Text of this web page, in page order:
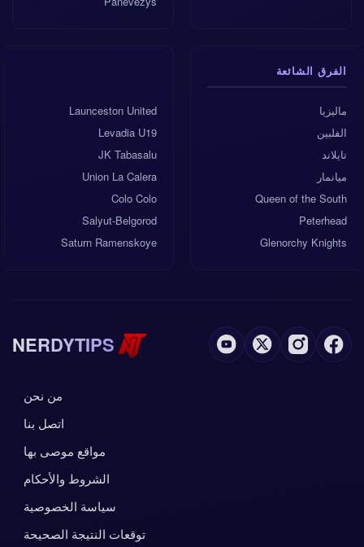
الفرق الشائعة
ماليزيا
الفلبين
تايلاند
ميانمار
Queen of the South
Peterhead
Glenorchy Knights
Launceston United
Levadia U19
JK Tabasalu
Union La Calera
Colo Colo
Salyut-Belgorod
Saturn Ramenskoye
NERDYTIPS
من نحن
اتصل بنا
مواقع موصى بها
الشروط والأحكام
سياسة الخصوصية
توقعات النتيجة الصحيحة